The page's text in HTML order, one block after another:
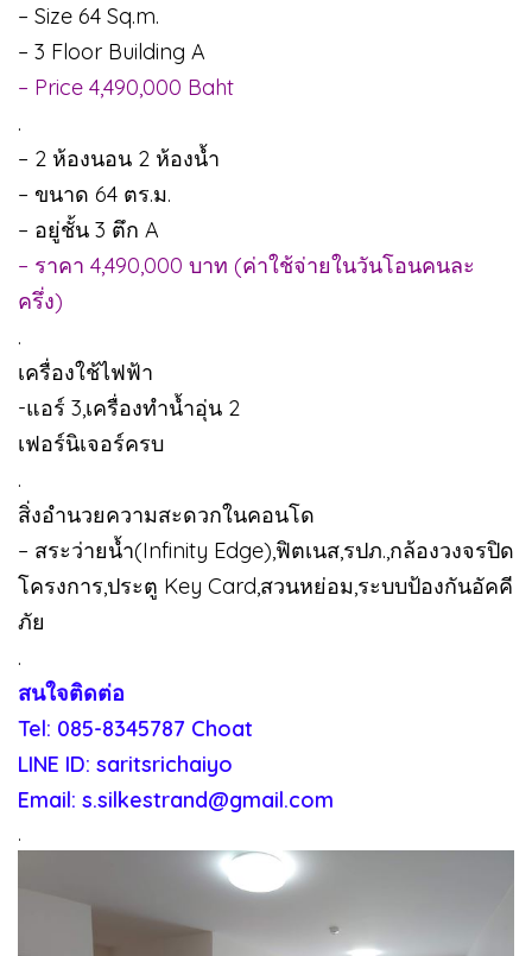
– Size 64 Sq.m.
– 3 Floor Building A
– Price 4,490,000 Baht
.
– 2 ห้องนอน 2 ห้องน้ำ
– ขนาด 64 ตร.ม.
– อยู่ชั้น 3 ตึก A
– ราคา 4,490,000 บาท (ค่าใช้จ่ายในวันโอนคนละ
ครึ่ง)
.
เครื่องใช้ไฟฟ้า
-แอร์ 3,เครื่องทำน้ำอุ่น 2
เฟอร์นิเจอร์ครบ
.
สิ่งอำนวยความสะดวกในคอนโด
– สระว่ายน้ำ(Infinity Edge),ฟิตเนส,รปภ.,กล้องวงจรปิด
โครงการ,ประตู Key Card,สวนหย่อม,ระบบป้องกันอัคคี
ภัย
.
สนใจติดต่อ
Tel: 085-8345787 Choat
LINE ID: saritsrichaiyo
Email: s.silkestrand@gmail.com
.